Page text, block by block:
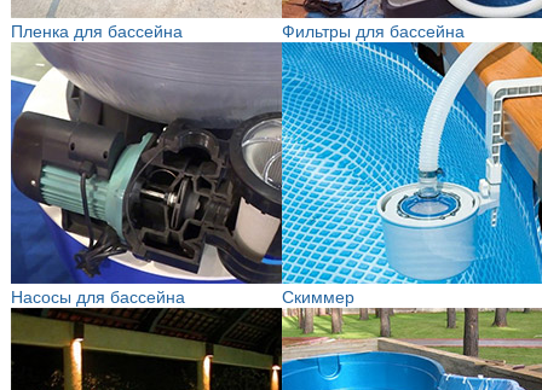
Пленка для бассейна Фильтры для бассейна
Насосы для бассейна Скиммер